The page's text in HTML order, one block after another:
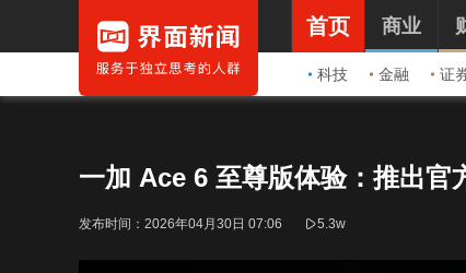
首页
科技 金融 证
商业
一加 Ace 6 至尊版体验：推出官
发布时间： 2026年04月30日 07:06 5.3w